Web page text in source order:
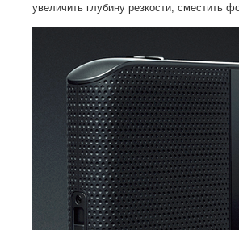
увеличить глубину резкости, сместить